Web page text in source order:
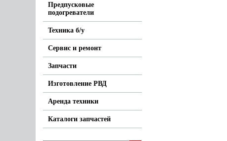
Предпусковые
подогреватели
Техника б/у
Сервис и ремонт
Запчасти
Изготовление РВД
Аренда техники
Каталоги запчастей